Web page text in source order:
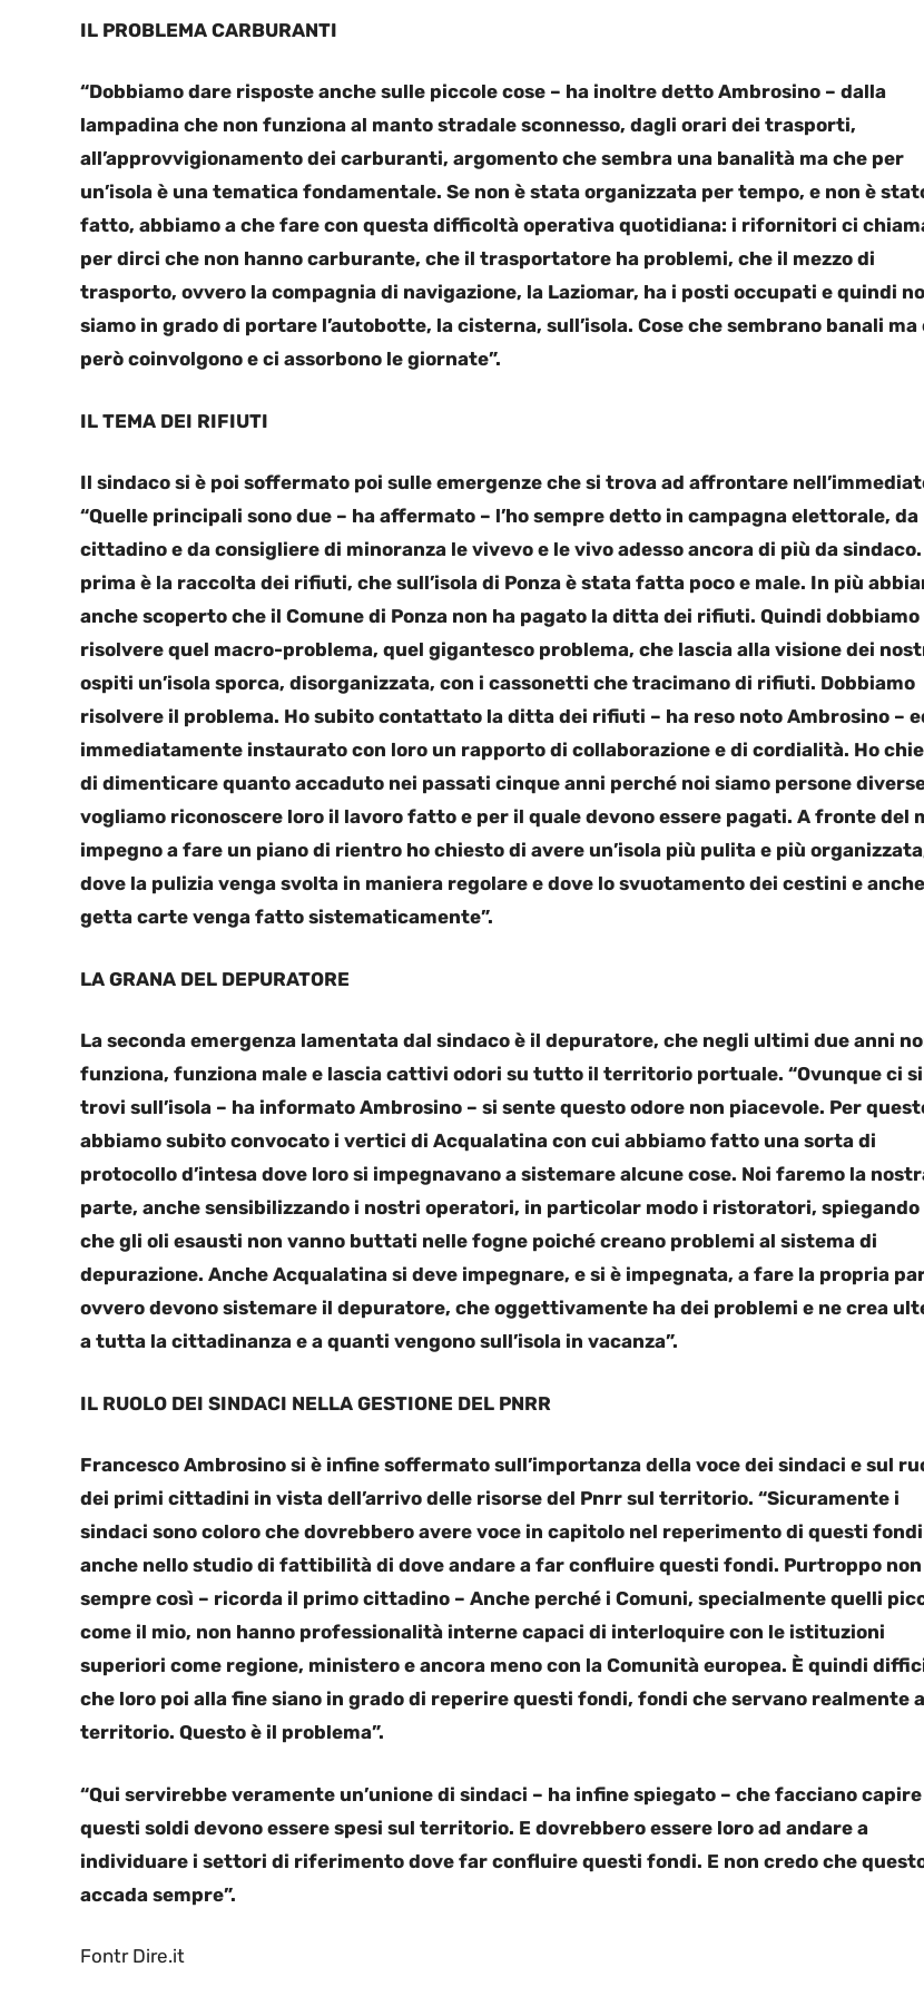
IL PROBLEMA CARBURANTI
“Dobbiamo dare risposte anche sulle piccole cose – ha inoltre detto Ambrosino – dalla
lampadina che non funziona al manto stradale sconnesso, dagli orari dei trasporti,
all’approvvigionamento dei carburanti, argomento che sembra una banalità ma che per
un’isola è una tematica fondamentale. Se non è stata organizzata per tempo, e non è
fatto, abbiamo a che fare con questa difficoltà operativa quotidiana: i rifornitori ci
per dirci che non hanno carburante, che il trasportatore ha problemi, che il mezzo di
trasporto, ovvero la compagnia di navigazione, la Laziomar, ha i posti occupati e quindi
siamo in grado di portare l’autobotte, la cisterna, sull’isola. Cose che sembrano banali ma
però coinvolgono e ci assorbono le giornate”.
IL TEMA DEI RIFIUTI
Il sindaco si è poi soffermato poi sulle emergenze che si trova ad affrontare
“Quelle principali sono due – ha affermato – l’ho sempre detto in campagna elettorale, da
cittadino e da consigliere di minoranza le vivevo e le vivo adesso ancora di più da sindaco.
prima è la raccolta dei rifiuti, che sull’isola di Ponza è stata fatta poco e male. In più
anche scoperto che il Comune di Ponza non ha pagato la ditta dei rifiuti. Quindi dobbiamo
risolvere quel macro-problema, quel gigantesco problema, che lascia alla visione dei
ospiti un’isola sporca, disorganizzata, con i cassonetti che tracimano di rifiuti. Dobbiamo
risolvere il problema. Ho subito contattato la ditta dei rifiuti – ha reso noto Ambrosino –
immediatamente instaurato con loro un rapporto di collaborazione e di cordialità. Ho
di dimenticare quanto accaduto nei passati cinque anni perché noi siamo persone
vogliamo riconoscere loro il lavoro fatto e per il quale devono essere pagati. A fronte del
impegno a fare un piano di rientro ho chiesto di avere un’isola più pulita e più
dove la pulizia venga svolta in maniera regolare e dove lo svuotamento dei cestini e
getta carte venga fatto sistematicamente”.
LA GRANA DEL DEPURATORE
La seconda emergenza lamentata dal sindaco è il depuratore, che negli ultimi due anni
funziona, funziona male e lascia cattivi odori su tutto il territorio portuale. “Ovunque ci si
trovi sull’isola – ha informato Ambrosino – si sente questo odore non piacevole. Per
abbiamo subito convocato i vertici di Acqualatina con cui abbiamo fatto una sorta di
protocollo d’intesa dove loro si impegnavano a sistemare alcune cose. Noi faremo la
parte, anche sensibilizzando i nostri operatori, in particolar modo i ristoratori, spiegando
che gli oli esausti non vanno buttati nelle fogne poiché creano problemi al sistema di
depurazione. Anche Acqualatina si deve impegnare, e si è impegnata, a fare la propria
ovvero devono sistemare il depuratore, che oggettivamente ha dei problemi e ne crea
a tutta la cittadinanza e a quanti vengono sull’isola in vacanza”.
IL RUOLO DEI SINDACI NELLA GESTIONE DEL PNRR
Francesco Ambrosino si è infine soffermato sull’importanza della voce dei sindaci e sul
dei primi cittadini in vista dell’arrivo delle risorse del Pnrr sul territorio. “Sicuramente i
sindaci sono coloro che dovrebbero avere voce in capitolo nel reperimento di questi
anche nello studio di fattibilità di dove andare a far confluire questi fondi. Purtroppo non
sempre così – ricorda il primo cittadino – Anche perché i Comuni, specialmente quelli
come il mio, non hanno professionalità interne capaci di interloquire con le istituzioni
superiori come regione, ministero e ancora meno con la Comunità europea. È quindi
che loro poi alla fine siano in grado di reperire questi fondi, fondi che servano realmente
territorio. Questo è il problema”.
“Qui servirebbe veramente un’unione di sindaci – ha infine spiegato – che facciano
questi soldi devono essere spesi sul territorio. E dovrebbero essere loro ad andare a
individuare i settori di riferimento dove far confluire questi fondi. E non credo che
accada sempre”.
Fontr Dire.it